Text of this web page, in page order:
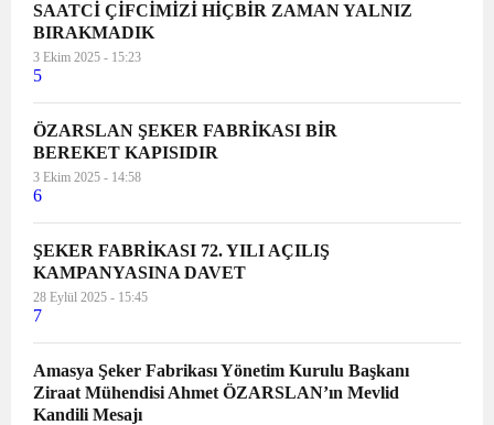
SAATCİ ÇİFCİMİZİ HİÇBİR ZAMAN YALNIZ
BIRAKMADIK
3 Ekim 2025 - 15:23
5
ÖZARSLAN ŞEKER FABRİKASI BİR
BEREKET KAPISIDIR
3 Ekim 2025 - 14:58
6
ŞEKER FABRİKASI 72. YILI AÇILIŞ
KAMPANYASINA DAVET
28 Eylül 2025 - 15:45
7
Amasya Şeker Fabrikası Yönetim Kurulu Başkanı
Ziraat Mühendisi Ahmet ÖZARSLAN’ın Mevlid
Kandili Mesajı